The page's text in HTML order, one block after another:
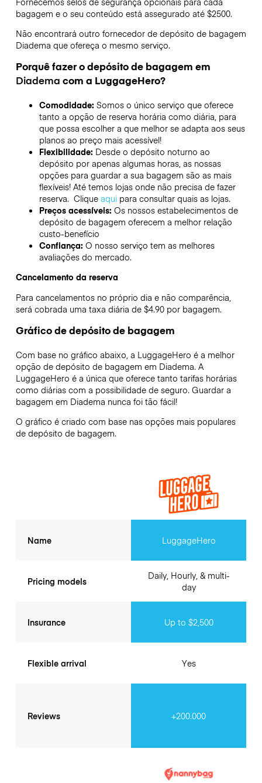
bagagem e o seu conteúdo está assegurado até $2500.
Não encontrará outro fornecedor de depósito de bagagem
Diadema que ofereça o mesmo serviço.
Porquê fazer o depósito de bagagem em
Diadema com a LuggageHero?
Comodidade: Somos o único serviço que oferece
tanto a opção de reserva horária como diária, para
que possa escolher a que melhor se adapta aos seus
planos ao preço mais acessível!
Flexibilidade: Desde o depósito noturno ao
depósito por apenas algumas horas, as nossas
opções para guardar a sua bagagem são as mais
flexíveis! Até temos lojas onde não precisa de fazer
reserva. Clique aquipara consultar quais as lojas.
Preços acessíveis: Os nossos estabelecimentos de
depósito de bagagem oferecem a melhor relação
custo-benefício
Confiança: O nosso serviço tem as melhores
avaliações do mercado.
Cancelamento da reserva
Para cancelamentos no próprio dia e não comparência,
será cobrada uma taxa diária de $4.90 por bagagem.
Gráfico de depósito de bagagem
Com base no gráfico abaixo, a LuggageHero é a melhor
opção de depósito de bagagem em Diadema. A
LuggageHero é a única que oferece tanto tarifas horárias
como diárias com a possibilidade de seguro. Guardar a
bagagem em Diadema nunca foi tão fácil!
O gráfico é criado com base nas opções mais populares
de depósito de bagagem.
Name
Pricing models
Insurance
Flexible arrival
Reviews
LuggageHero
Daily, Hourly, & multi-
day
Up to $2,500
Yes
+200.000